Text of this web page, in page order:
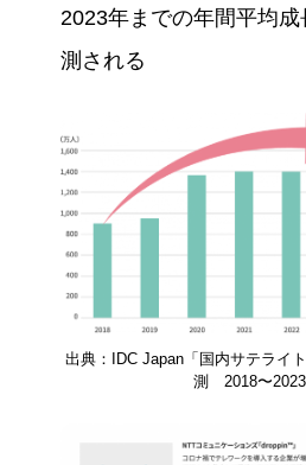
2023年までの年間平均
測される
出典：IDC Japan「国内サテライ
測 2018〜2023